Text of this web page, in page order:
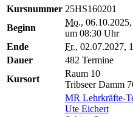
Kursnummer 25HS160201
Beginn
Mo., 06.10.2025,
um 08:30 Uhr
Ende
Fr., 02.07.2027,
Dauer
482 Termine
Kursort
Raum 10
Tribseer Damm
MR Lehrkräfte-
Ute Eichert